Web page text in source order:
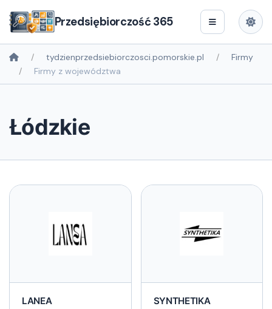
Przedsiębiorczość 365
tydzienprzedsiebiorczosci.pomorskie.pl
Firmy
Firmy z województwa
Łódzkie
LANEA SYNTHETIKA